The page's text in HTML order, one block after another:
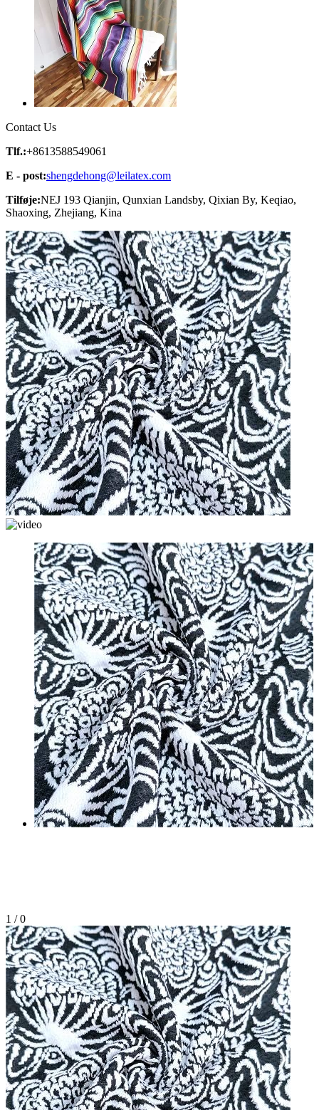
Contact Us
Tlf.:+8613588549061
E - post:shengdehong@leilatex.com
Tilføje:NEJ 193 Qianjin, Qunxian Landsby, Qixian By, Keqiao,
Shaoxing, Zhejiang, Kina
1 / 0